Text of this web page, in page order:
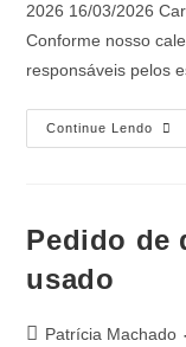
2026 16/03/2026
Conforme nosso
responsáveis pelos
Continue Lendo
Pedido de
usado
Patrícia Machado